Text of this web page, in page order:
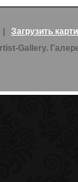
Загрузить
Gallery.